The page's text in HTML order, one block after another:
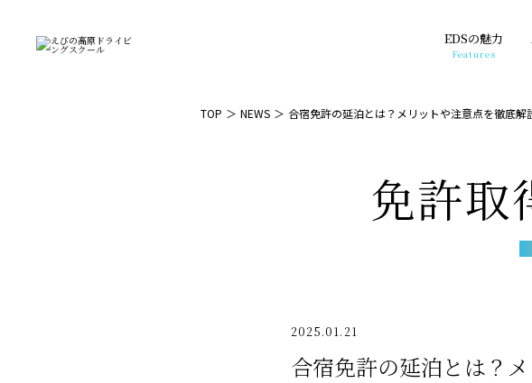
EDSの魅力
Features
TOP NEWS 合宿免許の延泊とは？メリットや注意点を徹底解
免許取
2025.01.21
合宿免許の延泊とは？